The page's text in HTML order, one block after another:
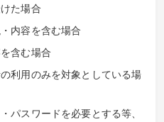
た場合
内容を含む場合
含む場合
利用のみを対象としている場
パスワードを必要とする等、